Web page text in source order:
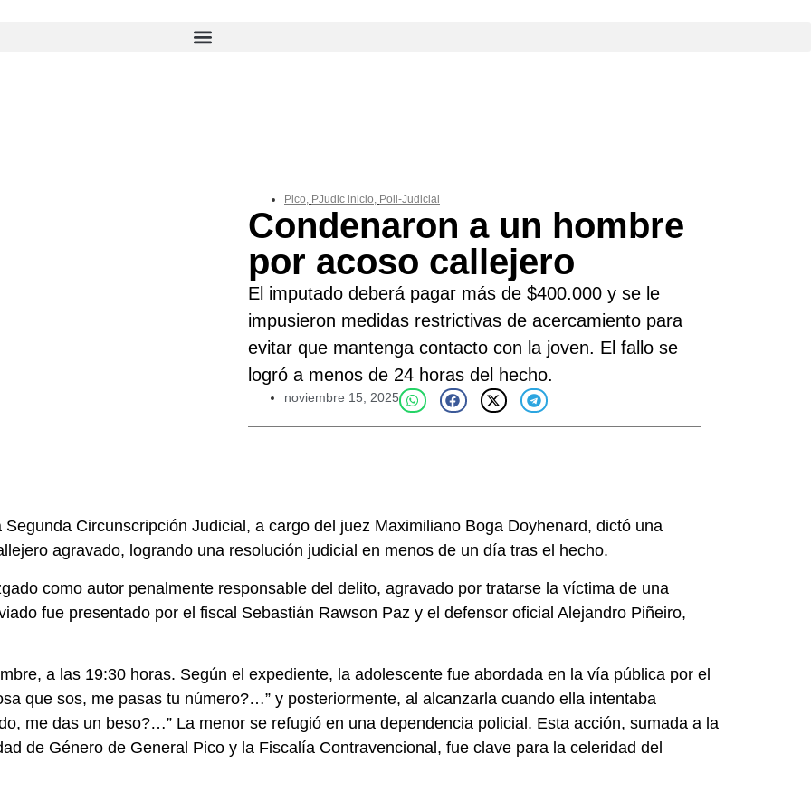
Pico, PJudic inicio, Poli-Judicial
Condenaron a un hombre
por acoso callejero
El imputado deberá pagar más de $400.000 y se le
impusieron medidas restrictivas de acercamiento para
evitar que mantenga contacto con la joven. El fallo se
logró a menos de 24 horas del hecho.
noviembre 15, 2025
Circunscripción Judicial, a cargo del juez Maximiliano Boga Doyhenard, dictó una
agravado, logrando una resolución judicial en menos de un día tras el hecho.
como autor penalmente responsable del delito, agravado por tratarse la víctima de una
fue presentado por el fiscal Sebastián Rawson Paz y el defensor oficial Alejandro Piñeiro,
a las 19:30 horas. Según el expediente, la adolescente fue abordada en la vía pública por el
que sos, me pasas tu número?…” y posteriormente, al alcanzarla cuando ella intentaba
me das un beso?…” La menor se refugió en una dependencia policial. Esta acción, sumada a la
de Género de General Pico y la Fiscalía Contravencional, fue clave para la celeridad del